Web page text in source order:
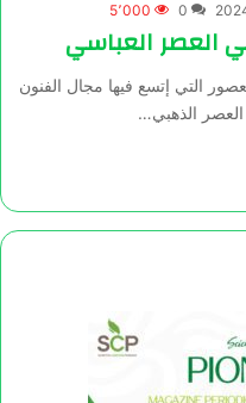
0 5٬000
العصر العباسي
التي إتسع فيها مجال الفنون
العصر الذهبي…